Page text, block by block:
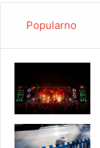
Popularno